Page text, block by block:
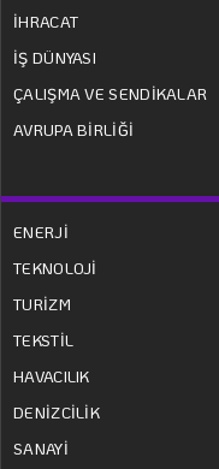
İHRACAT
İŞ DÜNYASI
ÇALIŞMA VE SENDİKALAR
AVRUPA BİRLİĞİ
ENERJİ
TEKNOLOJİ
TURİZM
TEKSTİL
HAVACILIK
DENİZCİLİK
SANAYİ